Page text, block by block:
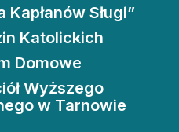
Sługi”
Katolickich
Domowe
Wyższego
w Tarnowie